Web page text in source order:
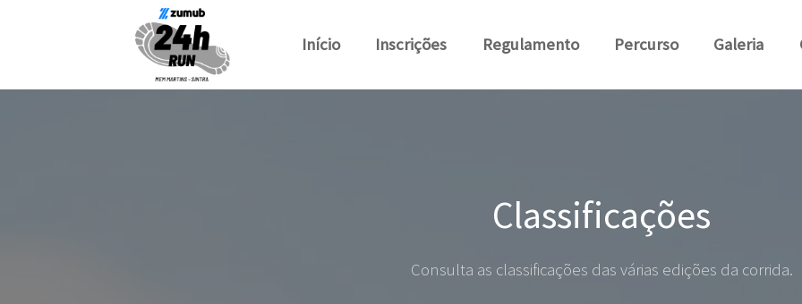
Início Inscrições Regulamento Percurso Galeria
Classificações
Consulta as classificações das várias edições da corrida.